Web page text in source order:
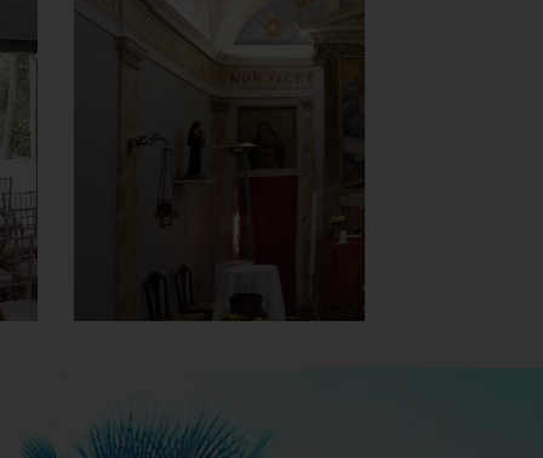
Chiesa Santa
Maria del
Carmine e S.
Antonio
Clicca per ingrandire